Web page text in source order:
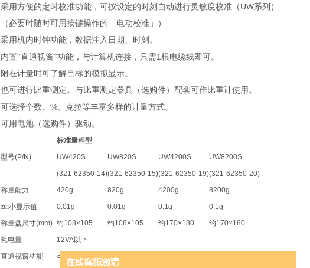
采用方便的定时校准功能，可按设定的时刻自动进行灵敏度校准（ UW系列）
（必要时随时可用按键操作的「电动校准」）
采用机内时钟功能，数据注入日期、时刻。
内置“直通视窗”功能，与计算机连接，只需1 根电缆线即可。
附在计量时可了解目标的模拟显示。
也可进行比重测定。与比重测定器具（选购件）配套可作比重计使用。
可选择个数、 %、克拉等丰富多样的计量方式。
可用电池（选购件）驱动。
型号(P/N)
标准量程型
UW420S
UW820S UW4200S
UW8200S
(321-62350-14)(321-62350-15)(321-62350-19)(321-62350-20)
称量能力
420g 820g 4200g
8200g
zui小显示值
0.01g 0.01g 0.1g
0.1g
称量盘尺寸(mm) 约108×105 约108×105 约170×180 约170×180
耗电量
12VA以下
直通视窗功能
○ ○